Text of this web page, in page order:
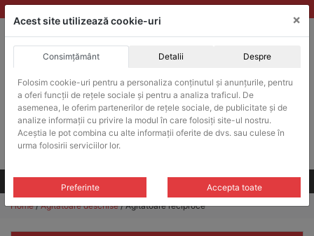
Skip
to
ACHIZITII PUBLICE
Produsele pot fi achizitionate si in sistemul SEAP / SICAP
Products
search
CAUTARE
Toate produsele
Home/Agitatoare deschise/ Agitatoare reciproce
Acest site utilizează cookie-uri ×
Consimțământ Detalii Despre
Folosim cookie-uri pentru a personaliza conținutul și anunțurile, pentru
a oferi funcții de rețele sociale și pentru a analiza traficul. De
asemenea, le oferim partenerilor de rețele sociale, de publicitate și de
analize informații cu privire la modul în care folosiți site-ul nostru.
Aceștia le pot combina cu alte informații oferite de dvs. sau culese în
urma folosirii serviciilor lor.
Preferinte Accepta toate